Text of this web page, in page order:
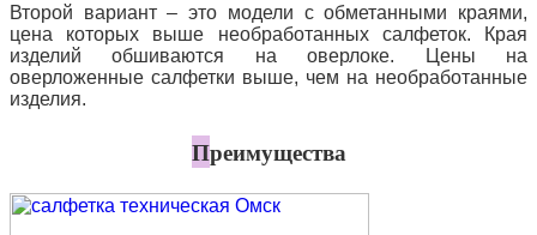
Второй вариант – это модели с обметанными краями,
цена которых выше необработанных салфеток. Края
изделий обшиваются на оверлоке. Цены на
оверложенные салфетки выше, чем на необработанные
изделия.
Преимущества